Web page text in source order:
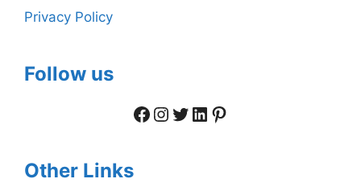
Privacy Policy
Follow us
Facebook
Instagram
Twitter
LinkedIn
Pinterest
Other Links